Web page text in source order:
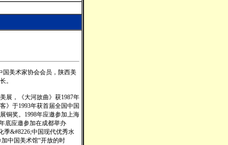
国美术家协会会员，陕西美
。
展，《大河故曲》获1987年
》于1993年获首届全国中国
铜奖。1998年应邀参加上海
底应邀参加在成都举办
季&#8226;中国现代优秀水
中国美术馆“开放的时